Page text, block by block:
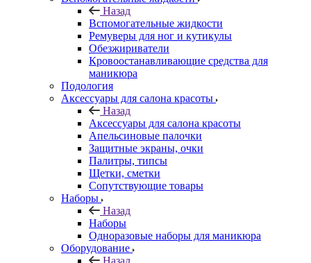
Назад
Вспомогательные жидкости
Ремуверы для ног и кутикулы
Обезжириватели
Кровоостанавливающие средства для
маникюра
Подология
Аксессуары для салона красоты
Назад
Аксессуары для салона красоты
Апельсиновые палочки
Защитные экраны, очки
Палитры, типсы
Щетки, сметки
Сопутствующие товары
Наборы
Назад
Наборы
Одноразовые наборы для маникюра
Оборудование
Назад